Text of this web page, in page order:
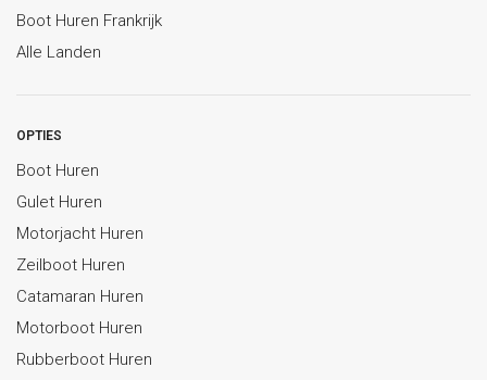
Boot Huren Frankrijk
Alle Landen
OPTIES
Boot Huren
Gulet Huren
Motorjacht Huren
Zeilboot Huren
Catamaran Huren
Motorboot Huren
Rubberboot Huren